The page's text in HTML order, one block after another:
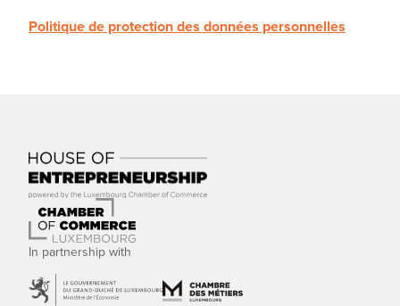
Politique de protection des données personnelles
In partnership with